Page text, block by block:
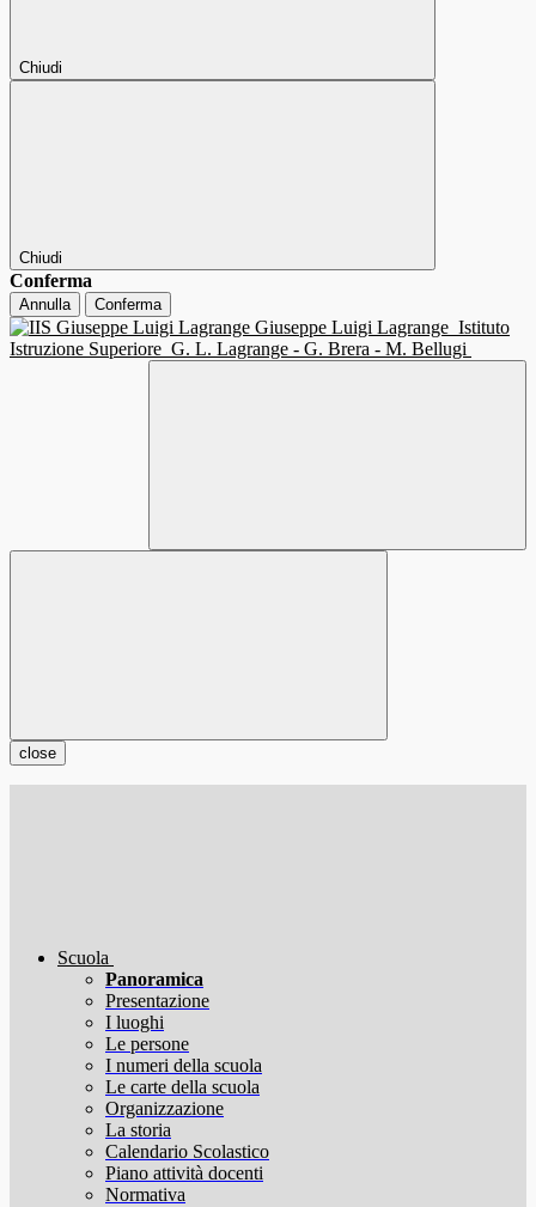
Chiudi
Chiudi
Conferma
Annulla Conferma
Giuseppe Luigi Lagrange Istituto
Istruzione Superiore G. L. Lagrange - G. Brera - M. Bellugi
close
Scuola
Panoramica
Presentazione
I luoghi
Le persone
I numeri della scuola
Le carte della scuola
Organizzazione
La storia
Calendario Scolastico
Piano attività docenti
Normativa